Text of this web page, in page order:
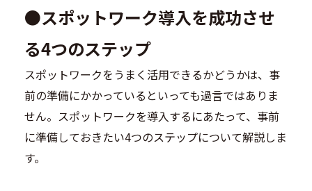
●スポットワーク導入を成功させ
る4つのステップ
スポットワークをうまく活用できるかどうかは、事
前の準備にかかっているといっても過言ではありま
せん。スポットワークを導入するにあたって、事前
に準備しておきたい4つのステップについて解説しま
す。